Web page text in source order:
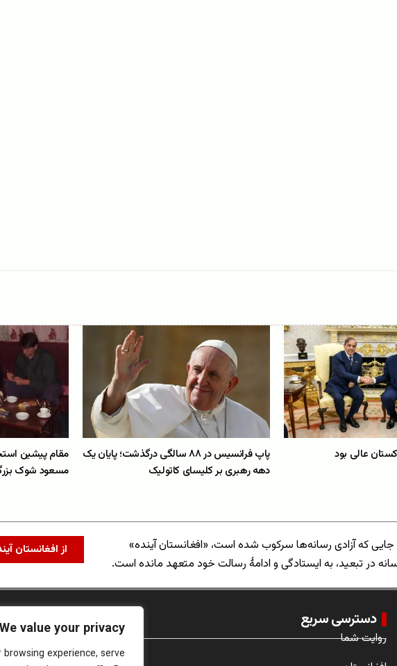
We value your privacy
experience, serve
عالی بود
پاپ فرانسیس در ۸۸ سالگی درگذشت؛ پایان یک
دهه رهبری بر کلیسای کاتولیک
مقام پیشین
مسعود شوک
جایی که آزادی رسانه‌ها سرکوب شده است، «افغانستان آینده»
در تبعید، به ایستادگی و ادامهٔ رسالت خود متعهد مانده است.
از افغانستان
دسترسی سریع
روایت شما